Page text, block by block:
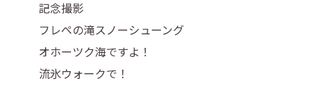
記念撮影
フレペの滝スノーシューング
オホーツク海ですよ！
流氷ウォークで！